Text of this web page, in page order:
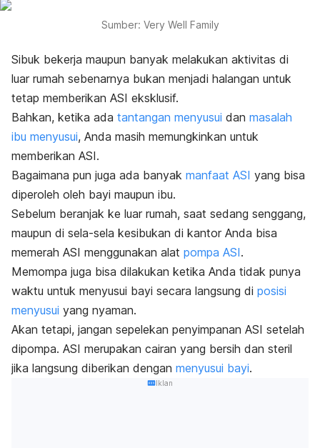
Sumber: Very Well Family
Sibuk bekerja maupun banyak melakukan aktivitas di
luar rumah sebenarnya bukan menjadi halangan untuk
tetap memberikan ASI eksklusif.
Bahkan, ketika ada tantangan menyusui dan masalah
ibu menyusui, Anda masih memungkinkan untuk
memberikan ASI.
Bagaimana pun juga ada banyak manfaat ASI yang bisa
diperoleh oleh bayi maupun ibu.
Sebelum beranjak ke luar rumah, saat sedang senggang,
maupun di sela-sela kesibukan di kantor Anda bisa
memerah ASI menggunakan alat pompa ASI.
Memompa juga bisa dilakukan ketika Anda tidak punya
waktu untuk menyusui bayi secara langsung di posisi
menyusui yang nyaman.
Akan tetapi, jangan sepelekan penyimpanan ASI setelah
dipompa. ASI merupakan cairan yang bersih dan steril
jika langsung diberikan dengan menyusui bayi.
Iklan